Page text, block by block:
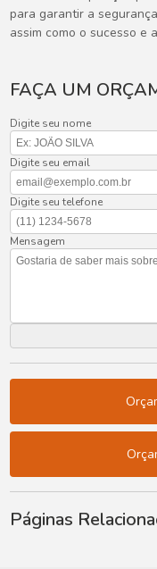
para garantir a
assim como o sucesso e
FAÇA UM
Digite seu nome
Digite seu email
Digite seu telefone
Mensagem
Páginas